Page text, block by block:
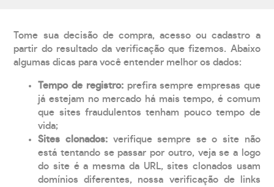
Tome sua decisão de compra, acesso ou cadastro a
partir do resultado da verificação que fizemos. Abaixo
algumas dicas para você entender melhor os dados:
Tempo de registro: prefira sempre empresas que
já estejam no mercado há mais tempo, é comum
que sites fraudulentos tenham pouco tempo de
vida;
Sites clonados: verifique sempre se o site não
está tentando se passar por outro, veja se a logo
do site é a mesma da URL, sites clonados usam
domínios diferentes, nossa verificação de links